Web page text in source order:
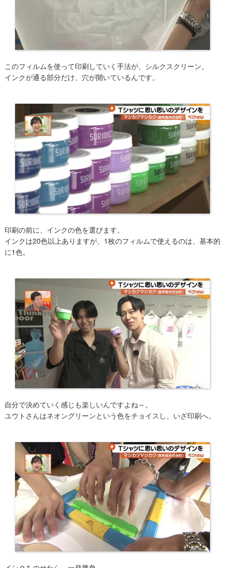
このフィルムを使って印刷していく手法が、シルクスクリーン。
インクが通る部分だけ、穴が開いているんです。
印刷の前に、インクの色を選びます。
インクは20色以上ありますが、1枚のフィルムで使えるのは、基本的
に1色。
自分で決めていく感じも楽しいんですよね～。
ユウトさんはネオングリーンという色をチョイスし、いざ印刷へ。